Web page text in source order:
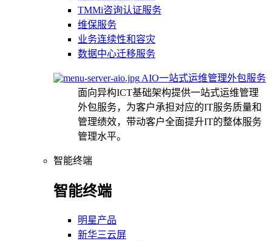
TMMi咨询认证服务
维保服务
业务连续性和容灾
数据中心迁移服务
AIO一站式运维管理外包服务
面向异构ICT基础架构提供一站式运维管理
外包服务，为客户承担对应的IT服务质量和
管理绩效，带动客户全面提升IT的整体服务
管理水平。
智能终端
智能终端
明星产品
新华三云屏